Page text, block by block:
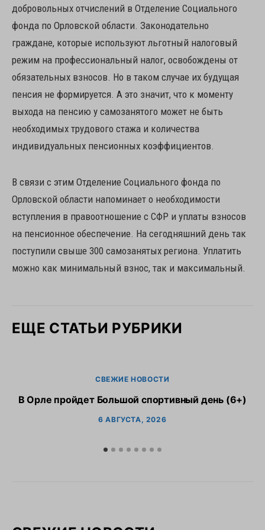
добровольных отчислений в Отделение Социального
фонда по Орловской области. Законодательно
граждане, которые используют льготный налоговый
режим на профессиональный налог, освобождены от
обязательных взносов. Но в таком случае их будущая
пенсия не формируется. А это значит, что к моменту
выхода на пенсию у самозанятого может не быть
необходимых трудового стажа и количества
индивидуальных пенсионных коэффициентов.
В связи с этим Отделение Социального фонда по
Орловской области напоминает о необходимости
вступления в правоотношение с СФР и уплаты взносов
на пенсионное обеспечение. На сегодняшний день так
поступили свыше 300 самозанятых региона. Уплатить
можно как минимальный взнос, так и максимальный.
ЕЩЕ СТАТЬИ РУБРИКИ
СВЕЖИЕ НОВОСТИ
В Орле пройдет Большой спортивный день (6+)
6 АВГУСТА, 2026